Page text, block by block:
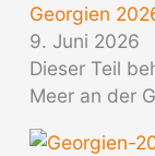
Georgien
9. Juni 2026
Dieser Teil
Meer an der